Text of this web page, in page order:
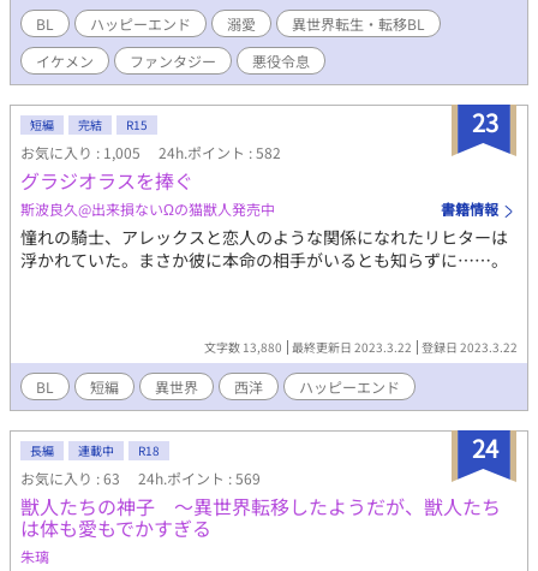
真っ当な王子としての道を歩き始めた俺だが、そんな俺になぜ
か、この世界ではヒロインとイチャコラをキメるはずのヒーロー
がぐいぐい迫ってくる！一方、俺の命を狙う謎の暗殺集団！果た
して俺は、この破滅ルート満載の世界で生き延びることができる
のか？ いや、その前に……何だって悪役令嬢モノの世界でバカ王
子の俺がヒーローに惚れられてんだ？ 2025年10月に全面改稿を
行ないました。 2025年10月28日・BLランキング35位ありがとう
ございます。 2025年10月29日・BLランキング27位ありがとうご
ざいます。 2025年10月30日・BLランキング15位ありがとうござ
います。 2025年11月１日 ・BLランキング13位ありがとうござい
ます。 第１３回ＢＬ大賞で奨励賞をいただきました。これもひと
えに皆様の応援のおかげです。本当にありがとうございました。
BL ハッピーエンド 溺愛
異世界転生・転移BL
イケメン
ファンタジー 悪役令息
23
短編 完結 R15
お気に入り : 1,005 24h.ポイント : 582
グラジオラスを捧ぐ
斯波良久@出来損ないΩの猫獣人発売中 書籍情報
憧れの騎士、アレックスと恋人のような関係になれたリヒターは
浮かれていた。まさか彼に本命の相手がいるとも知らずに……。
文字数 13,880 最終更新日 2023.3.22 登録日 2023.3.22
BL 短編 異世界 西洋 ハッピーエンド
24
長編 連載中 R18
お気に入り : 63 24h.ポイント : 569
獣人たちの神子 ～異世界転移したようだが、獣人たち
は体も愛もでかすぎる
朱璃